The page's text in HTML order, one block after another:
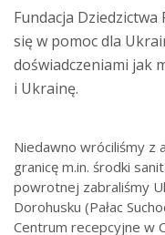
Fundacja Dziedzictwa
się w pomoc dla
doświadczeniami jak
i Ukrainę.
Niedawno wróciliśmy z
granicę m.in. środki
powrotnej zabraliśmy
Dorohusku (Pałac
Centrum recepcyjne w